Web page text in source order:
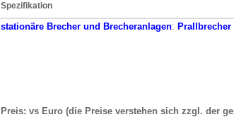
Spezifikation
stationäre Brecher und Brecheranlagen: Prallbrecher
Preis: vs Euro (die Preise verstehen sich zzgl. der